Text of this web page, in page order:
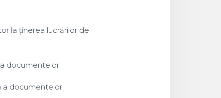
la ținerea lucrărilor de
documentelor;
a documentelor;